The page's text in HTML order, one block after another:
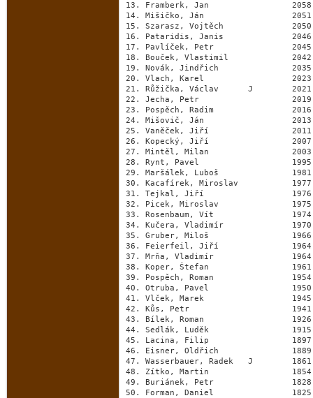
13. Framberk, Jan                 2058
14. Mišičko, Ján                  2051
15. Szarasz, Vojtěch              2050
16. Pataridis, Janis              2046
17. Pavlíček, Petr                2045
18. Bouček, Vlastimil             2042
19. Novák, Jindřich               2035
20. Vlach, Karel                  2023
21. Růžička, Václav      J        2021
22. Jecha, Petr                   2019
23. Pospěch, Radim                2016
24. Mišovič, Ján                  2013
25. Vaněček, Jiří                 2011
26. Kopecký, Jiří                 2007
27. Mintěl, Milan                 2003
28. Rynt, Pavel                   1995
29. Maršálek, Luboš               1981
30. Kacafírek, Miroslav           1977
31. Tejkal, Jiří                  1976
32. Picek, Miroslav               1975
33. Rosenbaum, Vít                1974
34. Kučera, Vladimír              1970
35. Gruber, Miloš                 1966
36. Feierfeil, Jiří               1964
37. Mrňa, Vladimír                1964
38. Koper, Štefan                 1961
39. Pospěch, Roman                1954
40. Otruba, Pavel                 1950
41. Vlček, Marek                  1945
42. Kůs, Petr                     1941
43. Bílek, Roman                  1926
44. Sedlák, Luděk                 1915
45. Lacina, Filip                 1897
46. Eisner, Oldřich               1889
47. Wasserbauer, Radek   J        1861
48. Zítko, Martin                 1854  7:L
49. Buriánek, Petr                1828
50. Forman, Daniel                1825